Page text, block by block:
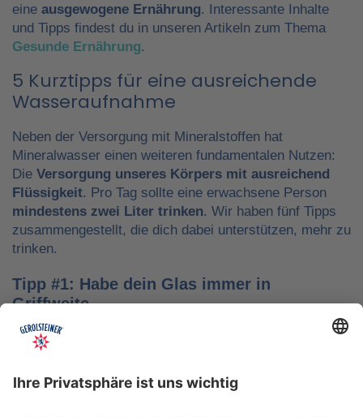
eine ausgewogene Ernährung. Interessante Inhalte
und Tipps findest du in unseren Artikeln zum Thema
Gesunde Ernährung.
5 Kurztipps für eine ausreichende
Wasseraufnahme
Neben der Versorgung mit Mineralstoffen hat
Mineralwasser einen weiteren fundamentalen Nutzen:
Die Versorgung unseres Körpers mit ausreichend
Flüssigkeit. Pro Tag sollte eine erwachsene Person
mindestens zwei Liter trinken. Wir haben fünf Tipps
zusammengestellt, die dich dabei unterstützen, mehr zu
trinken.
Tipp #1: Habe dein Glas immer in
Griffweite
Ob bei der Arbeit oder während der Freizeit: Wasser
nicht vergisst. Denke daran, auch unterwegs immer
etwas Wasser dabei zu haben. Kleine PET-Flaschen mit